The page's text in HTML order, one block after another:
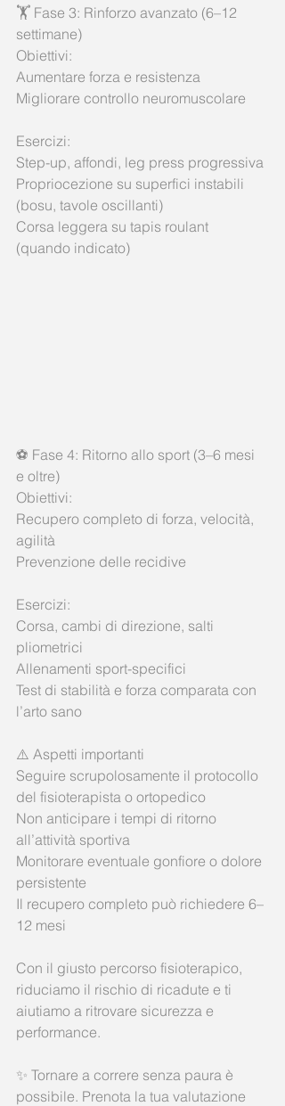
🏋️ Fase 3: Rinforzo avanzato (6–12
settimane)
Obiettivi:
Aumentare forza e resistenza
Migliorare controllo neuromuscolare
Esercizi:
Step-up, affondi, leg press progressiva
Propriocezione su superfici instabili
(bosu, tavole oscillanti)
Corsa leggera su tapis roulant
(quando indicato)
⚽ Fase 4: Ritorno allo sport (3–6 mesi
e oltre)
Obiettivi:
Recupero completo di forza, velocità,
agilità
Prevenzione delle recidive
Esercizi:
Corsa, cambi di direzione, salti
pliometrici
Allenamenti sport-specifici
Test di stabilità e forza comparata con
l’arto sano
⚠️ Aspetti importanti
Seguire scrupolosamente il protocollo
del fisioterapista o ortopedico
Non anticipare i tempi di ritorno
all’attività sportiva
Monitorare eventuale gonfiore o dolore
persistente
Il recupero completo può richiedere 6–
12 mesi
Con il giusto percorso fisioterapico,
riduciamo il rischio di ricadute e ti
aiutiamo a ritrovare sicurezza e
performance.
✨ Tornare a correre senza paura è
possibile. Prenota la tua valutazione